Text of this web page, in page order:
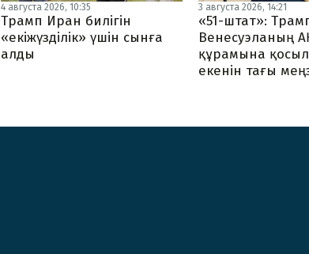
4 августа 2026, 10:35
Трамп Иран билігін
«екіжүзділік» үшін сынға
алды
3 августа 2026, 14:21
«51-штат»:
Венесуэланың
құрамына
екенін тағы